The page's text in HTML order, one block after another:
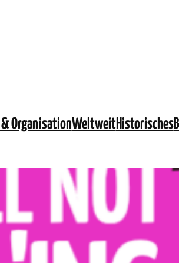
OrganisationWeltweitHistorisches